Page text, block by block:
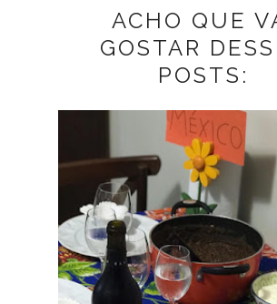
ACHO QUE
GOSTAR
POSTS: